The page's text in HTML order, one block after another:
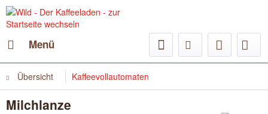
Menü
Übersicht Kaffeevollautomaten
Milchlanze